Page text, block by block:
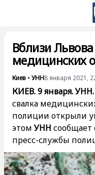
Вблизи
медицинских
Киев • УНН8 января 2021,
КИЕВ. 9 января. УНН.
свалка
полиции открыли
этомУНН
пресс-службы